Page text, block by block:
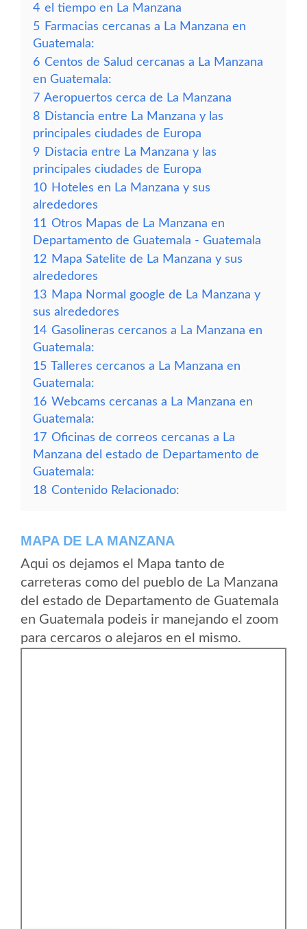
4 el tiempo en La Manzana
5 Farmacias cercanas a La Manzana en
Guatemala:
6 Centos de Salud cercanas a La Manzana
en Guatemala:
7 Aeropuertos cerca de La Manzana
8 Distancia entre La Manzana y las
principales ciudades de Europa
9 Distacia entre La Manzana y las
principales ciudades de Europa
10 Hoteles en La Manzana y sus
alrededores
11 Otros Mapas de La Manzana en
Departamento de Guatemala - Guatemala
12 Mapa Satelite de La Manzana y sus
alrededores
13 Mapa Normal google de La Manzana y
sus alrededores
14 Gasolineras cercanos a La Manzana en
Guatemala:
15 Talleres cercanos a La Manzana en
Guatemala:
16 Webcams cercanas a La Manzana en
Guatemala:
17 Oficinas de correos cercanas a La
Manzana del estado de Departamento de
Guatemala:
18 Contenido Relacionado:
MAPA DE LA MANZANA
Aqui os dejamos el Mapa tanto de
carreteras como del pueblo de La Manzana
del estado de Departamento de Guatemala
en Guatemala podeis ir manejando el zoom
para cercaros o alejaros en el mismo.